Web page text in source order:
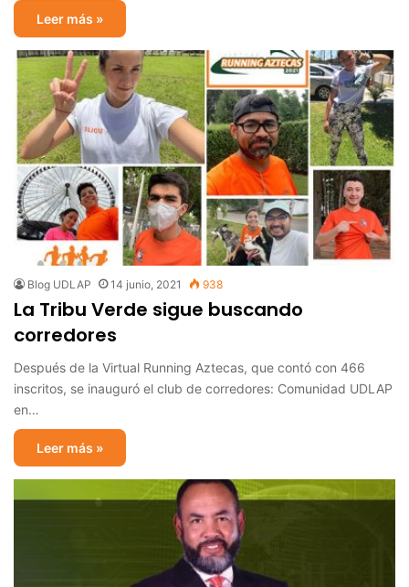
Leer más »
Blog UDLAP 14 junio, 2021 938
La Tribu Verde sigue buscando
corredores
Después de la Virtual Running Aztecas, que contó con 466
inscritos, se inauguró el club de corredores: Comunidad UDLAP
en…
Leer más »